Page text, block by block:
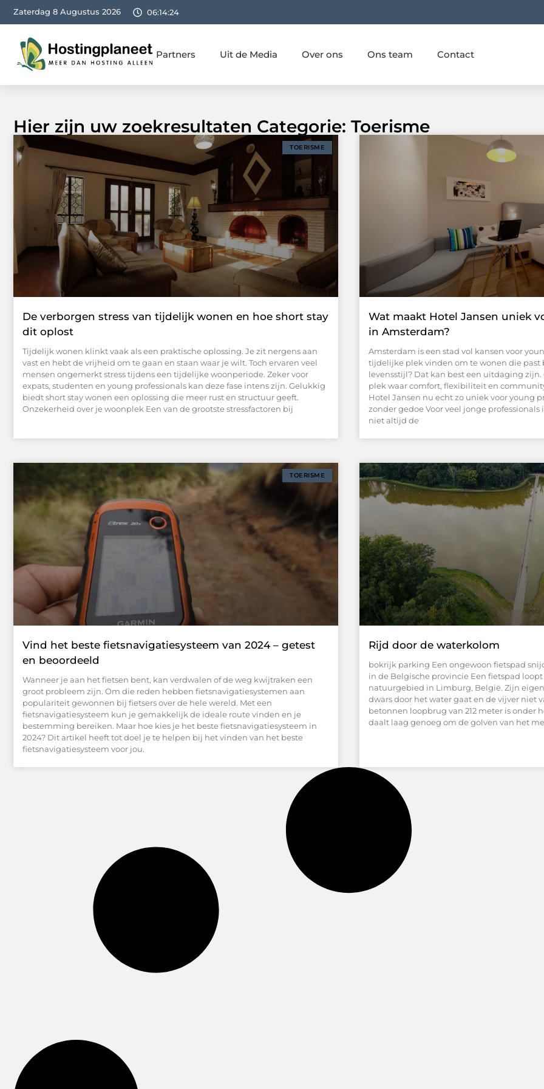
Zaterdag 8 Augustus 2026 06:14:25
Partners Uit de Media Over ons Ons team Contact
Hier zijn uw zoekresultaten Categorie: Toerisme
TOERISME
De verborgen stress van tijdelijk wonen en hoe short stay
dit oplost
Tijdelijk wonen klinkt vaak als een praktische oplossing. Je zit nergens aan
vast en hebt de vrijheid om te gaan en staan waar je wilt. Toch ervaren veel
mensen ongemerkt stress tijdens een tijdelijke woonperiode. Zeker voor
expats, studenten en young professionals kan deze fase intens zijn. Gelukkig
biedt short stay wonen een oplossing die meer rust en structuur geeft.
Onzekerheid over je woonplek Een van de grootste stressfactoren bij
Wat maakt Hotel Jansen uniek
in Amsterdam?
Amsterdam is een stad vol kansen voor
tijdelijke plek vinden om te wonen die past
levensstijl? Dat kan best een uitdaging
plek waar comfort, flexibiliteit en
Hotel Jansen nu echt zo uniek voor young
zonder gedoe Voor veel jonge
niet altijd de
TOERISME
Vind het beste fietsnavigatiesysteem van 2024 – getest
en beoordeeld
Wanneer je aan het fietsen bent, kan verdwalen of de weg kwijtraken een
groot probleem zijn. Om die reden hebben fietsnavigatiesystemen aan
populariteit gewonnen bij fietsers over de hele wereld. Met een
fietsnavigatiesysteem kun je gemakkelijk de ideale route vinden en je
bestemming bereiken. Maar hoe kies je het beste fietsnavigatiesysteem in
2024? Dit artikel heeft tot doel je te helpen bij het vinden van het beste
fietsnavigatiesysteem voor jou.
Rijd door de waterkolom
bokrijk parking Een ongewoon fietspad
in de Belgische provincie Een fietspad
natuurgebied in Limburg, België. Zijn
dwars door het water gaat en de vijver niet
betonnen loopbrug van 212 meter is onder
daalt laag genoeg om de golven van het